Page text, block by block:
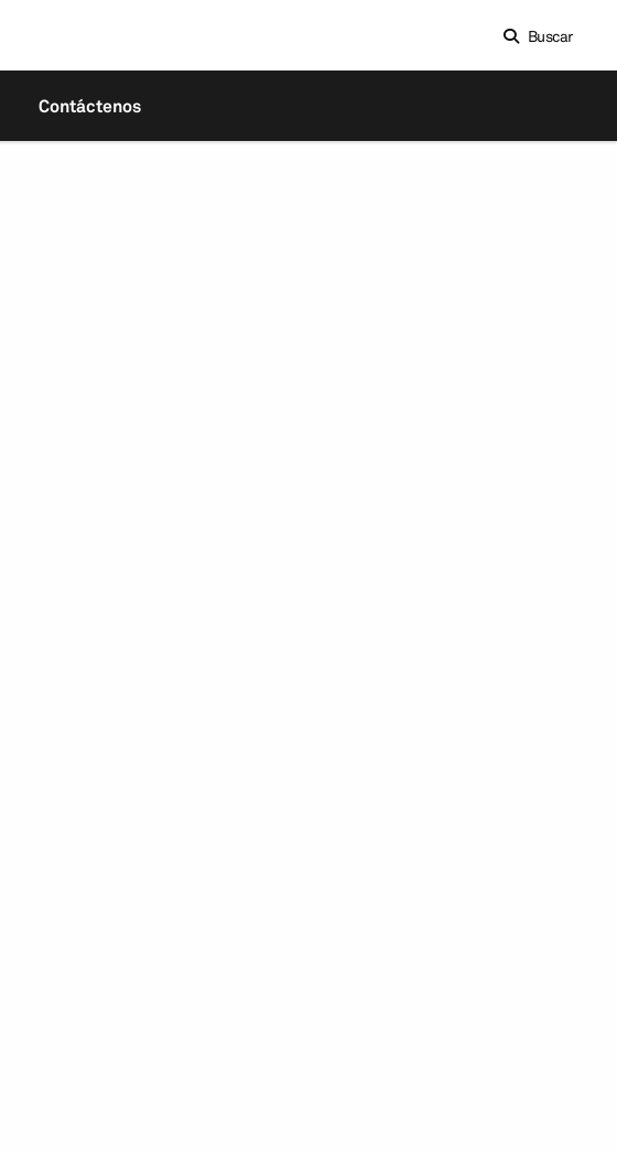
Buscar
Contáctenos